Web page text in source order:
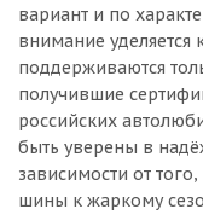
вариант и по
внимание уделяется
поддерживаются
получившие
российских
быть уверены в
зависимости от
шины к жаркому